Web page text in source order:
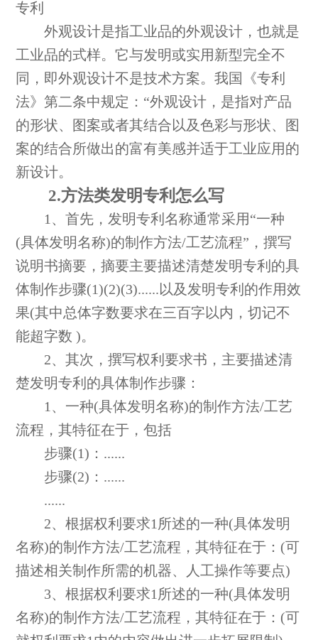
专利
外观设计是指工业品的外观设计，也就是
工业品的式样。它与发明或实用新型完全不
同，即外观设计不是技术方案。我国《专利
法》第二条中规定：“外观设计，是指对产品
的形状、图案或者其结合以及色彩与形状、图
案的结合所做出的富有美感并适于工业应用的
新设计。
2.方法类发明专利怎么写
1、首先，发明专利名称通常采用“一种
(具体发明名称)的制作方法/工艺流程”，撰写
说明书摘要，摘要主要描述清楚发明专利的具
体制作步骤(1)(2)(3)......以及发明专利的作用效
果(其中总体字数要求在三百字以内，切记不
能超字数 )。
2、其次，撰写权利要求书，主要描述清
楚发明专利的具体制作步骤：
1、一种(具体发明名称)的制作方法/工艺
流程，其特征在于，包括
步骤(1)：......
步骤(2)：......
......
2、根据权利要求1所述的一种(具体发明
名称)的制作方法/工艺流程，其特征在于：(可
描述相关制作所需的机器、人工操作等要点)
3、根据权利要求1所述的一种(具体发明
名称)的制作方法/工艺流程，其特征在于：(可